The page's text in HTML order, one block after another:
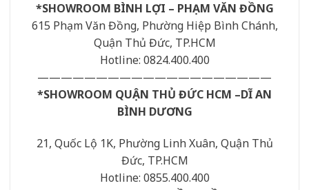
*SHOWROOM BÌNH LỢI – PHẠM VĂN ĐỒNG
615 Phạm Văn Đồng, Phường Hiệp Bình Chánh,
Quận Thủ Đức, TP.HCM
Hotline: 0824.400.400
————————————————————
*SHOWROOM QUẬN THỦ ĐỨC HCM –DĨ AN
BÌNH DƯƠNG
21, Quốc Lộ 1K, Phường Linh Xuân, Quận Thủ
Đức, TP.HCM
Hotline: 0855.400.400